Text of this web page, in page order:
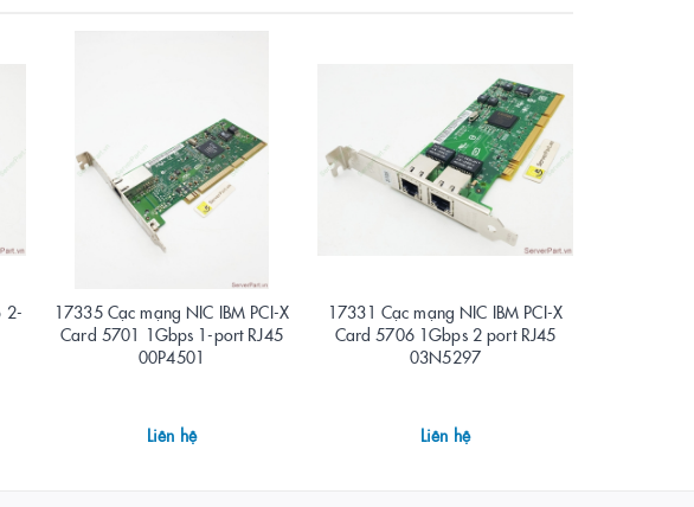
2-
17335 Cạc mạng NIC IBM PCI-X
Card 5701 1Gbps 1-port RJ45
00P4501
Liên hệ
17331 Cạc mạng NIC IBM PCI-X
Card 5706 1Gbps 2 port RJ45
03N5297
Liên hệ